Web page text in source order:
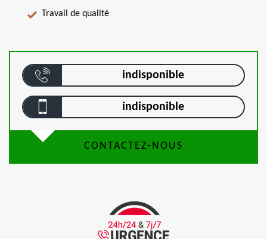
Travail de qualité
indisponible
indisponible
CONTACTEZ-NOUS